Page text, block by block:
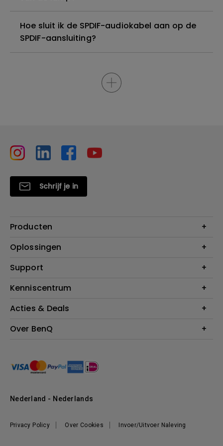
Hoe sluit ik de SPDIF-audiokabel aan op de
SPDIF-aansluiting?
Schrijf je in
Producten
Projectoren
Verlichting
Speakers
Oplossingen
Education
Support
Contact
BenQ Shop - FAQ
BenQ Shop - Retourneren
Kenniscentrum
Blog
Acties & Deals
Evenementen & Promoties
Over BenQ
Management
Nieuws
Werken bij BenQ
Privacy Policy Over Cookies Invoer/Uitvoer Naleving
Nederland - Nederlands